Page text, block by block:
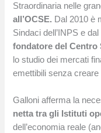
Straordinaria nelle
all’OCSE. Dal 2010 è
Sindaci dell’INPS e dal
fondatore del Centro
lo studio dei mercati
emettibili senza creare
Galloni afferma la
netta tra gli Istituti
dell’economia reale